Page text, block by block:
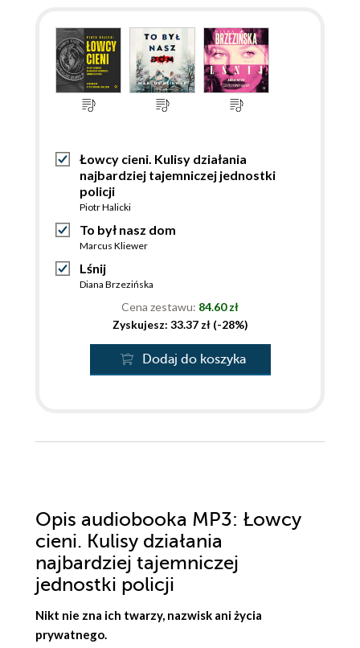
Łowcy cieni. Kulisy działania
najbardziej tajemniczej jednostki
policji
Piotr Halicki
To był nasz dom
Marcus Kliewer
Lśnij
Diana Brzezińska
Cena zestawu: 84.60 zł
Zyskujesz: 33.37 zł (-28%)
Dodaj do koszyka
Opis audiobooka MP3: Łowcy
cieni. Kulisy działania
najbardziej tajemniczej
jednostki policji
Nikt nie zna ich twarzy, nazwisk ani życia
prywatnego.